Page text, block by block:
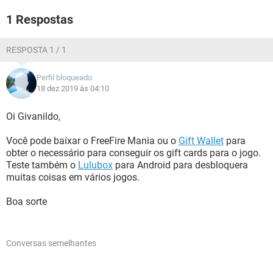
1 Respostas
RESPOSTA 1 / 1
Perfil bloqueado
18 dez 2019 às 04:10
Oi Givanildo,
Você pode baixar o FreeFire Mania ou o Gift Wallet para
obter o necessário para conseguir os gift cards para o jogo.
Teste também o Lulubox para Android para desbloquera
muitas coisas em vários jogos.
Boa sorte
Conversas semelhantes